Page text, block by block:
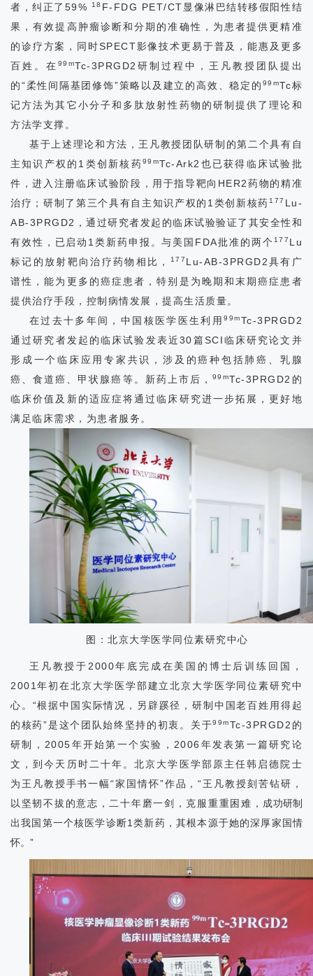
人
才
招
聘
系
们
者，纠正了59%
18 F-FDG PET/CT显像淋巴结转移假阳性结
果，有效提高肿瘤诊断和分期的准确性，为患者提供更精准
的诊疗方案，同时SPECT影像技术更易于普及，能惠及更多
百姓。在 99mTc-3PRGD2研制过程中，王凡教授团队提出
的“柔性间隔基团修饰”策略以及建立的高效、稳定的 99mTc标
记方法为其它小分子和多肽放射性药物的研制提供了理论和
方法学支撑。
基于上述理论和方法，王凡教授团队研制的第二个具有自
主知识产权的1类创新核药99mTc-Ark2也已获得临床试验批
件，进入注册临床试验阶段，用于指导靶向HER2药物的精准
治疗；研制了第三个具有自主知识产权的1类创新核药 177 Lu-
AB-3PRGD2，通过研究者发起的临床试验验证了其安全性和
有效性，已启动1类新药申报。与美国FDA批准的两个 177 Lu
标记的放射靶向治疗药物相比，
177 Lu-AB-3PRGD2具有广
谱性，能为更多的癌症患者，特别是为晚期和末期癌症患者
提供治疗手段，控制病情发展，提高生活质量。
在过去十多年间，中国核医学医生利用 99mTc-3PRGD2
通过研究者发起的临床试验发表近30篇SCI临床研究论文并
形成一个临床应用专家共识，涉及的癌种包括肺癌、乳腺
癌、食道癌、甲状腺癌等。新药上市后，
99mTc-3PRGD2的
临床价值及新的适应症将通过临床研究进一步拓展，更好地
满足临床需求，为患者服务。
图：北京大学医学同位素研究中心
王凡教授于 2000年底完成在美国的博士后训练回国，
2001年初在北京大学医学部建立北京大学医学同位素研究中
心。 “根据中国实际情况，另辟蹊径，研制中国老百姓用得起
的核药”是这个团队始终坚持的初衷。关于99mTc-3PRGD2 的
研制，2005年开始第一个实验， 2006 年发表第一篇研究论
文，到今天历时二十年。北京大学医学部原主任韩启德院士
为王凡教授手书一幅“家国情怀”作品，“王凡教授刻苦钻研，
以坚韧不拔的意志，二十年磨一剑，克服重重困难， 成功研制
出我国第一个核医学诊断1类新药，其根本源于她的深厚家国情
怀。”